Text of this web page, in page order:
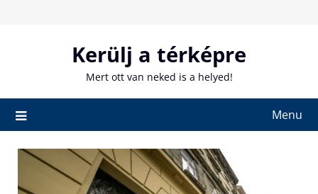
Kerülj a térképre
Mert ott van neked is a helyed!
Menu